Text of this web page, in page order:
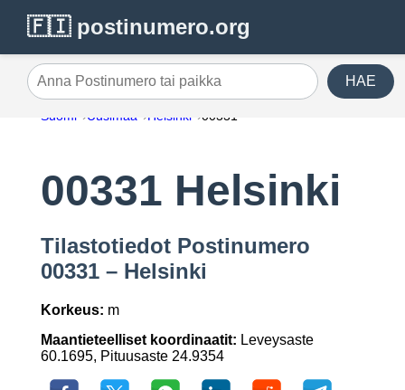
🇫🇮 postinumero.org
Anna Postinumero tai paikka HAE
Suomi Uusimaa Helsinki 00331
00331 Helsinki
Tilastotiedot Postinumero
00331 – Helsinki
Korkeus: m
Maantieteelliset koordinaatit: Leveysaste
60.1695, Pituusaste 24.9354